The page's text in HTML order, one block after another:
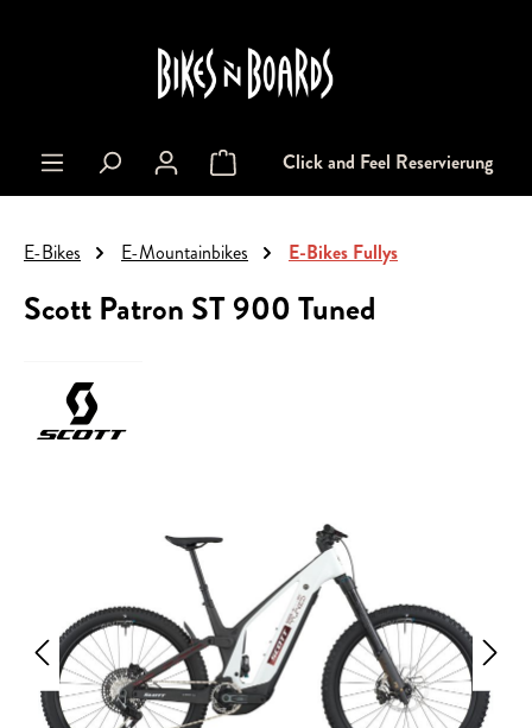
Warenkorb enthält 0 Positionen. Der
Click and Feel Reservierung
E-Bikes E-Mountainbikes E-Bikes Fullys
Scott Patron ST 900 Tuned
Bildergalerie überspringen